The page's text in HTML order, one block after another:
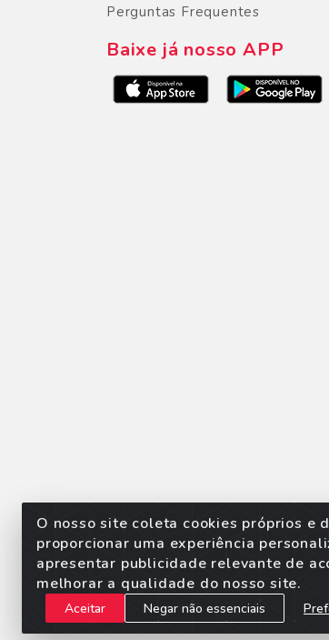
O nosso site coleta cookies próprios e
proporcionar uma experiência
apresentar publicidade relevante de
melhorar a qualidade do nosso site.
Aceitar Negar não essenciais
Perguntas Frequentes
Baixe já nosso APP
Sorpan -